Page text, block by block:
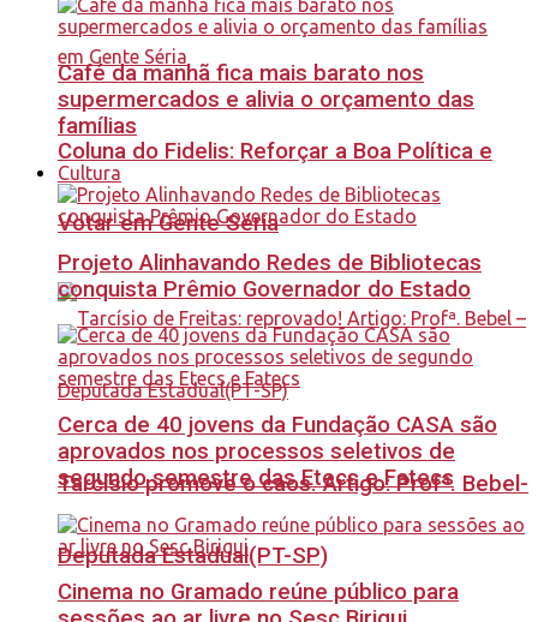
Coluna do Fidelis: Reforçar a Boa Política e
Votar em Gente Séria
Tarcísio promove o caos. Artigo: Profª. Bebel-
Deputada Estadual(PT-SP)
Café da manhã fica mais barato nos
supermercados e alivia o orçamento das
famílias
Cultura
Projeto Alinhavando Redes de Bibliotecas
conquista Prêmio Governador do Estado
Cerca de 40 jovens da Fundação CASA são
aprovados nos processos seletivos de
segundo semestre das Etecs e Fatecs
Cinema no Gramado reúne público para